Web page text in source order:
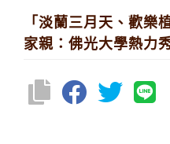
「淡蘭三月天、歡樂
家親：佛光大學熱力